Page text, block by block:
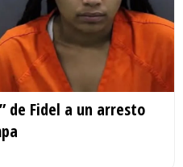
de Fidel a un arresto